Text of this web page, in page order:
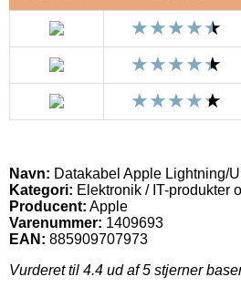
Navn: Datakabel Apple Lightning/
Kategori: Elektronik / IT-produkter
Producent: Apple
Varenummer: 1409693
EAN: 885909707973
Vurderet til 4.4 ud af 5 stjerner